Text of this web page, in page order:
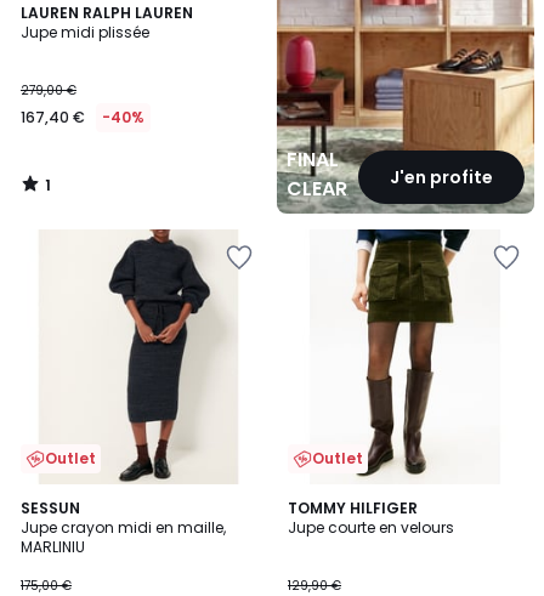
LAUREN RALPH LAUREN
Jupe midi plissée
279,00 €
167,40 € -40%
1
/
1
/
FINAL
CLEARANCEJ'en profite
Outlet
SESSUN
Jupe crayon midi en maille,
MARLINIU
175,00 €
Outlet
TOMMY HILFIGER
Jupe courte en velours
129,90 €